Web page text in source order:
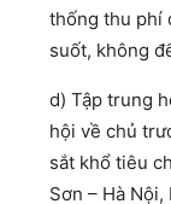
thống thu phí
suốt, không
d) Tập trung
hội về chủ
sắt khổ tiêu
Sơn – Hà